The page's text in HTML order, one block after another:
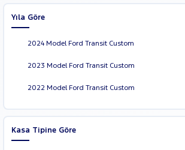
Yıla Göre
2024 Model Ford Transit Custom
2023 Model Ford Transit Custom
2022 Model Ford Transit Custom
Kasa Tipine Göre